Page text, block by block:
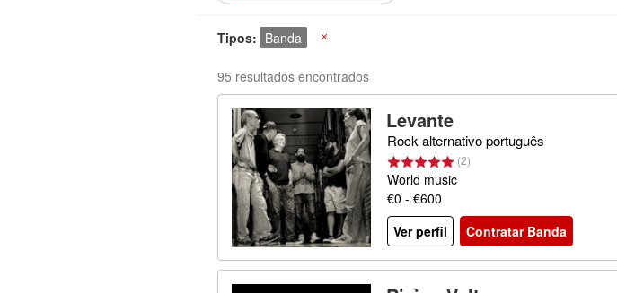
Tipos Banda
95 resultados encontrados
Levante
Rock alternativo português
(2)
World music
€0 - €600
Ver perfil
Contratar Banda